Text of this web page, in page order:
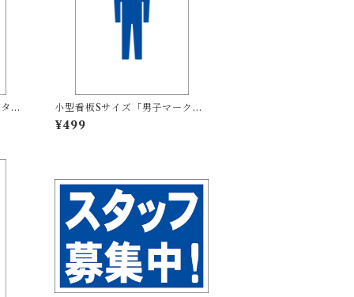
小型看板Sサイズ「男子マーク
（青）」 屋外可【その他・マー
ク】
¥499